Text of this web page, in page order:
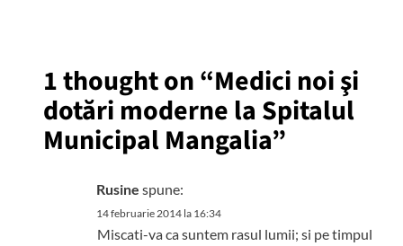
1 thought on “Medici noi şi
dotări moderne la Spitalul
Municipal Mangalia”
Rusine spune:
14 februarie 2014 la 16:34
Miscati-va ca suntem rasul lumii; si pe timpul